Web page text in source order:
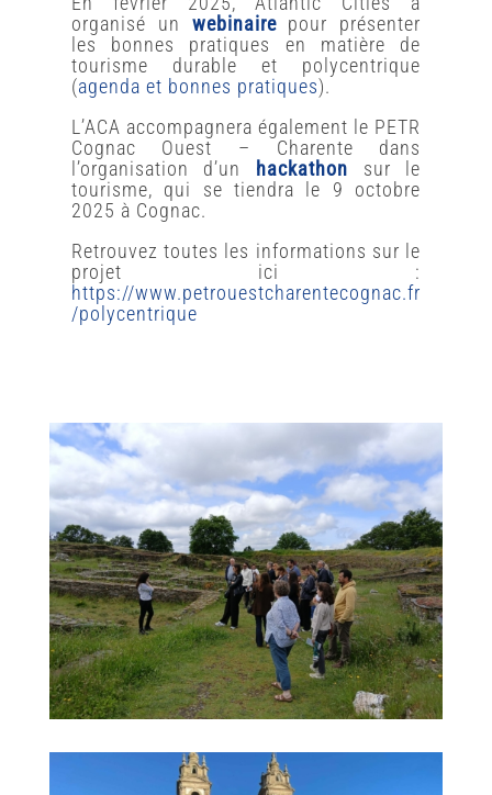
organisé un webinaire pour présenter
les bonnes pratiques en matière de
tourisme durable et polycentrique
(agenda et bonnes pratiques).
L’ACA accompagnera également le PETR
Cognac Ouest – Charente dans
l’organisation d’un hackathon
sur le
tourisme, qui se tiendra le 9 octobre
2025 à Cognac.
Retrouvez toutes les informations sur le
projet ici :
https://www.petrouestcharentecognac.fr
/polycentrique